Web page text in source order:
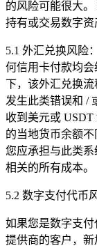
的风险可能很大。
持有或交易数字资
5.1 外汇兑换风险
何信用卡付款均
下，该外汇兑换
发生此类错误和 /
收到美元或 USDT
的当地货币余额
您应承担与此类系
相关的所有成本。
5.2 数字支付代币
如果您是数字支付
提供商的客户，